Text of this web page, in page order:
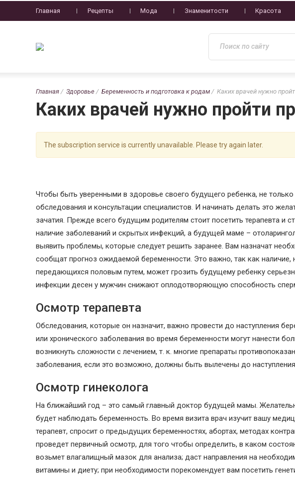
Главная Рецепты Мода Знаменитости Красота
Главная Здоровье Беременность и подготовка к родам Каких врачей нужно
Каких врачей нужно пройти
The subscription service is currently unavailable. Please try again later.
Чтобы быть уверенными в здоровье своего будущего ребенка, не
обследования и консультации специалистов. И начинать делать это
зачатия. Прежде всего будущим родителям стоит посетить терапевта и
наличие заболеваний и скрытых инфекций, а будущей маме –
выявить проблемы, которые следует решить заранее. Вам назначат
сообщат прогноз ожидаемой беременности. Это важно, так как наличие,
передающихся половым путем, может грозить будущему ребенку
инфекции десен у мужчин снижают оплодотворяющую способность
Осмотр терапевта
Обследования, которые он назначит, важно провести до наступления
или хронического заболевания во время беременности могут нанести
возникнуть сложности с лечением, т. к. многие препараты
заболевания, если это возможно, должны быть вылечены до
Осмотр гинеколога
На ближайший год – это самый главный доктор будущей мамы.
будет наблюдать беременность. Во время визита врач изучит вашу
терапевт, спросит о предыдущих беременностях, абортах, методах
проведет первичный осмотр, для того чтобы определить, в каком
возьмет влагалищный мазок для анализа; даст направления на
витамины и диету; при необходимости порекомендует вам посетить